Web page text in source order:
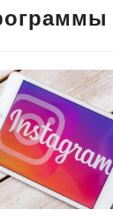
запись: